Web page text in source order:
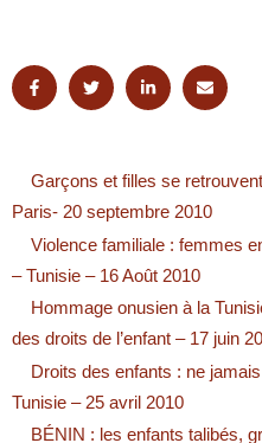
Garçons et filles se
Paris- 20 septembre 2010
Violence familiale : femmes
– Tunisie – 16 Août 2010
Hommage onusien à la
des droits de l’enfant – 17 juin
Droits des enfants : ne
Tunisie – 25 avril 2010
BÉNIN : les enfants talibés,